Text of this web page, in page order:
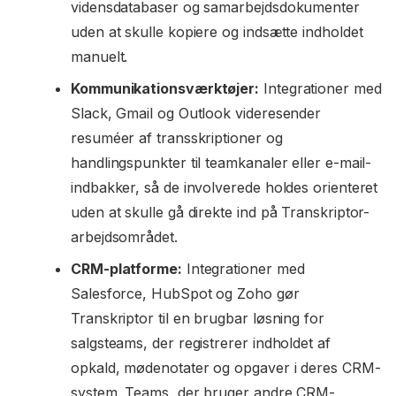
vidensdatabaser og samarbejdsdokumenter
uden at skulle kopiere og indsætte indholdet
manuelt.
Kommunikationsværktøjer: Integrationer med
Slack, Gmail og Outlook videresender
resuméer af transskriptioner og
handlingspunkter til teamkanaler eller e-mail-
indbakker, så de involverede holdes orienteret
uden at skulle gå direkte ind på Transkriptor-
arbejdsområdet.
CRM-platforme: Integrationer med
Salesforce, HubSpot og Zoho gør
Transkriptor til en brugbar løsning for
salgsteams, der registrerer indholdet af
opkald, mødenotater og opgaver i deres CRM-